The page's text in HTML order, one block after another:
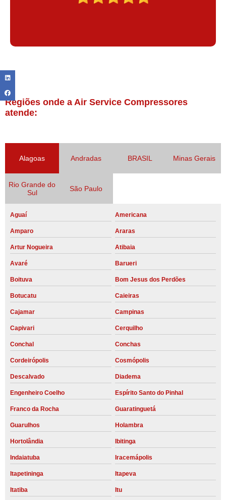
Regiões onde a Air Service Compressores
atende:
Alagoas Andradas BRASIL Minas Gerais
Rio Grande do
Sul
São Paulo
Aguaí Americana
Amparo Araras
Artur Nogueira Atibaia
Avaré Barueri
Boituva Bom Jesus dos Perdões
Botucatu Caieiras
Cajamar Campinas
Capivari Cerquilho
Conchal Conchas
Cordeirópolis Cosmópolis
Descalvado Diadema
Engenheiro Coelho Espírito Santo do Pinhal
Franco da Rocha Guaratinguetá
Guarulhos Holambra
Hortolândia Ibitinga
Indaiatuba Iracemápolis
Itapetininga Itapeva
Itatiba Itu